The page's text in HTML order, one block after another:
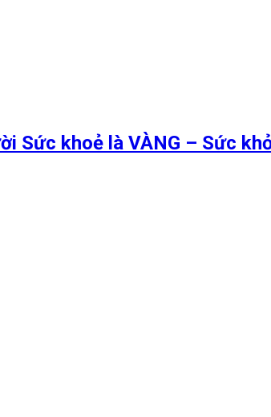
Sức khoẻ là VÀNG – Sức